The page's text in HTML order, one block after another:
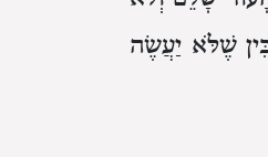
שֶׁלֹּא יַעֲשֶׂה